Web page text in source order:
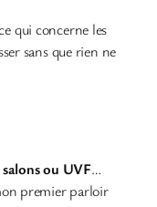
qui concerne les
sans que rien ne
salons ou UVF…
premier parloir